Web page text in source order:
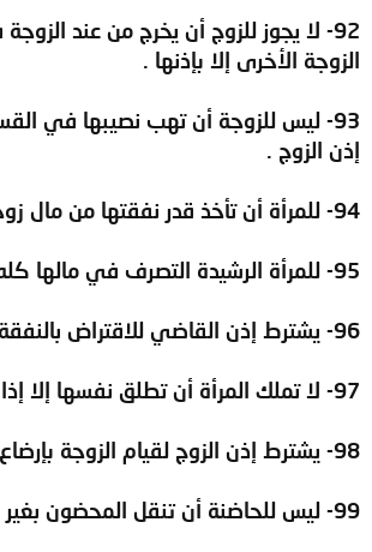
92- لا يجوز للزوج أن يخرج من عند
الزوجة الأخرى إلا بإذنها .
93- ليس للزوجة أن تهب نصيبها في
إذن الزوج .
94- للمرأة أن تأخذ قدر نفقتها من مال زوجها بغير إذنه .
95- للمرأة الرشيدة التصرف في مالها كله بغير إذن الزوج .
96- يشترط إذن القاضي للاقتراض بالنفقة .
97- لا تملك المرأة أن تطلق نفسها إلا إذا أذن لها الزوج .
98- يشترط إذن الزوج لقيام الزوجة بإرضاع ولد غيره .
99- ليس للحاضنة أن تنقل المحضون بغير إذن الأب .